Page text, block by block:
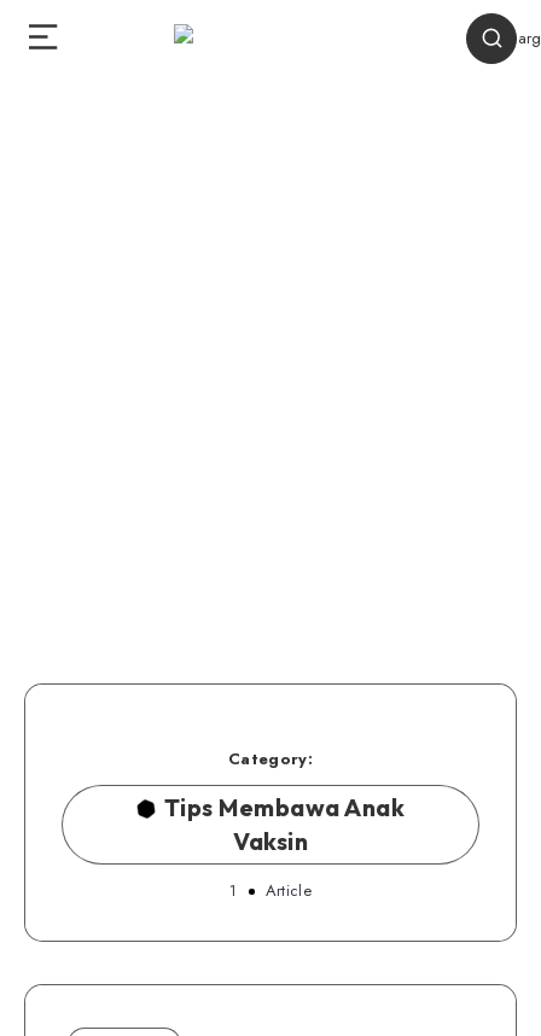
Category:
Tips Membawa Anak
Vaksin
1 Article